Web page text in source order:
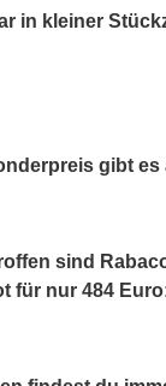
in kleiner
gibt
sind
für nur 484